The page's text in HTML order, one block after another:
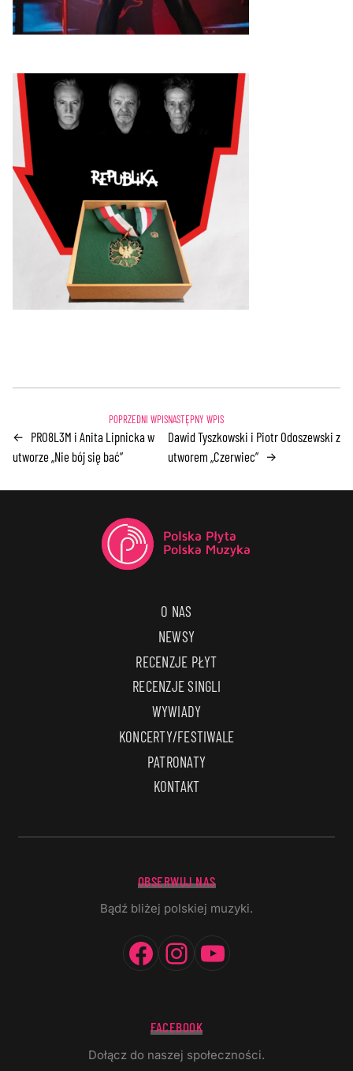
← PRO8L3M i Anita Lipnicka w
utworze „Nie bój się bać”
Dawid Tyszkowski i Piotr Odoszewski z
utworem „Czerwiec” →
O NAS
NEWSY
RECENZJE PŁYT
RECENZJE SINGLI
WYWIADY
KONCERTY/FESTIWALE
PATRONATY
KONTAKT
OBSERWUJ NAS
Bądź bliżej polskiej muzyki.
Facebook
Instagram
FACEBOOK
Dołącz do naszej społeczności.